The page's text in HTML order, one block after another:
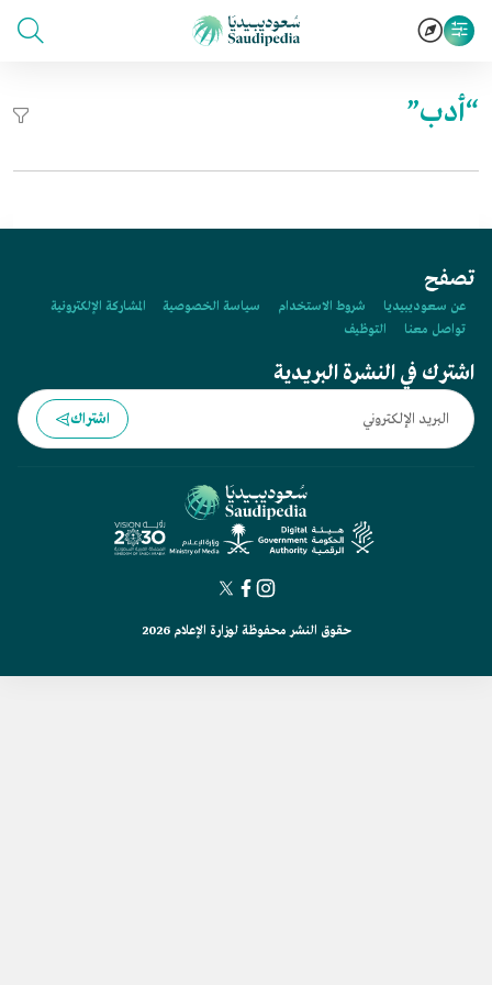
“أدب”
تصفح
عن سعوديبيديا شروط الاستخدام سياسة الخصوصية
المشاركة الإلكترونية
تواصل معنا
التوظيف
اشترك في النشرة البريدية
اشتراك
حقوق النشر محفوظة لوزارة الإعلام 2026